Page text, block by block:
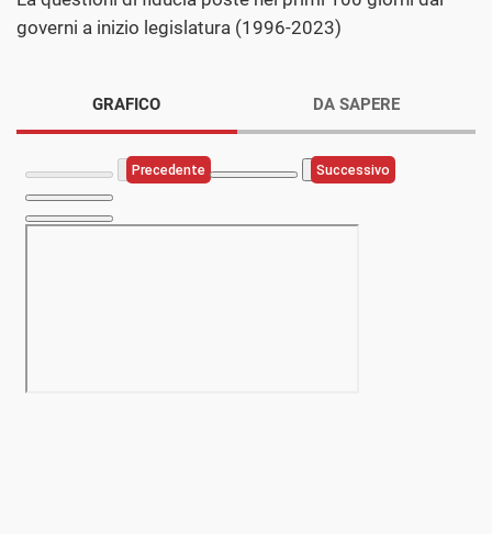
governi a inizio legislatura (1996-2023)
GRAFICO DA SAPERE